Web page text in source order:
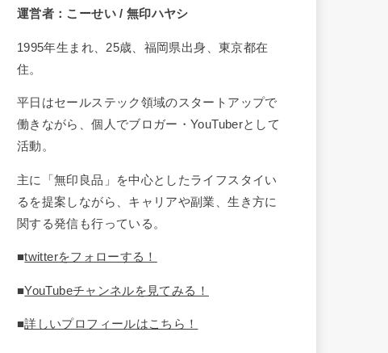
運営者：こーせい / 無印ハヤシ
1995年生まれ、25歳、福岡県出身、東京都在
住。
平日はセールステック領域のスタートアップで
働きながら、個人でブロガー・YouTuberとして
活動。
主に「無印良品」を中心としたライフスタイい
るを提案しながら、キャリアや副業、生き方に
関する発信も行っている。
■twitterをフォローする！
■YouTubeチャンネルを見てみる！
■詳しいプロフィールはこちら！